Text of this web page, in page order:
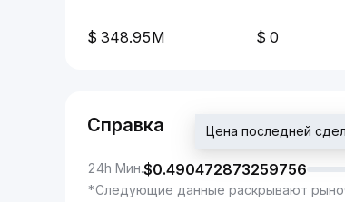
348.95M 0
Справка
24h Мин.$0.490472873259756
Цена последней
*Следующие данные раскрывают